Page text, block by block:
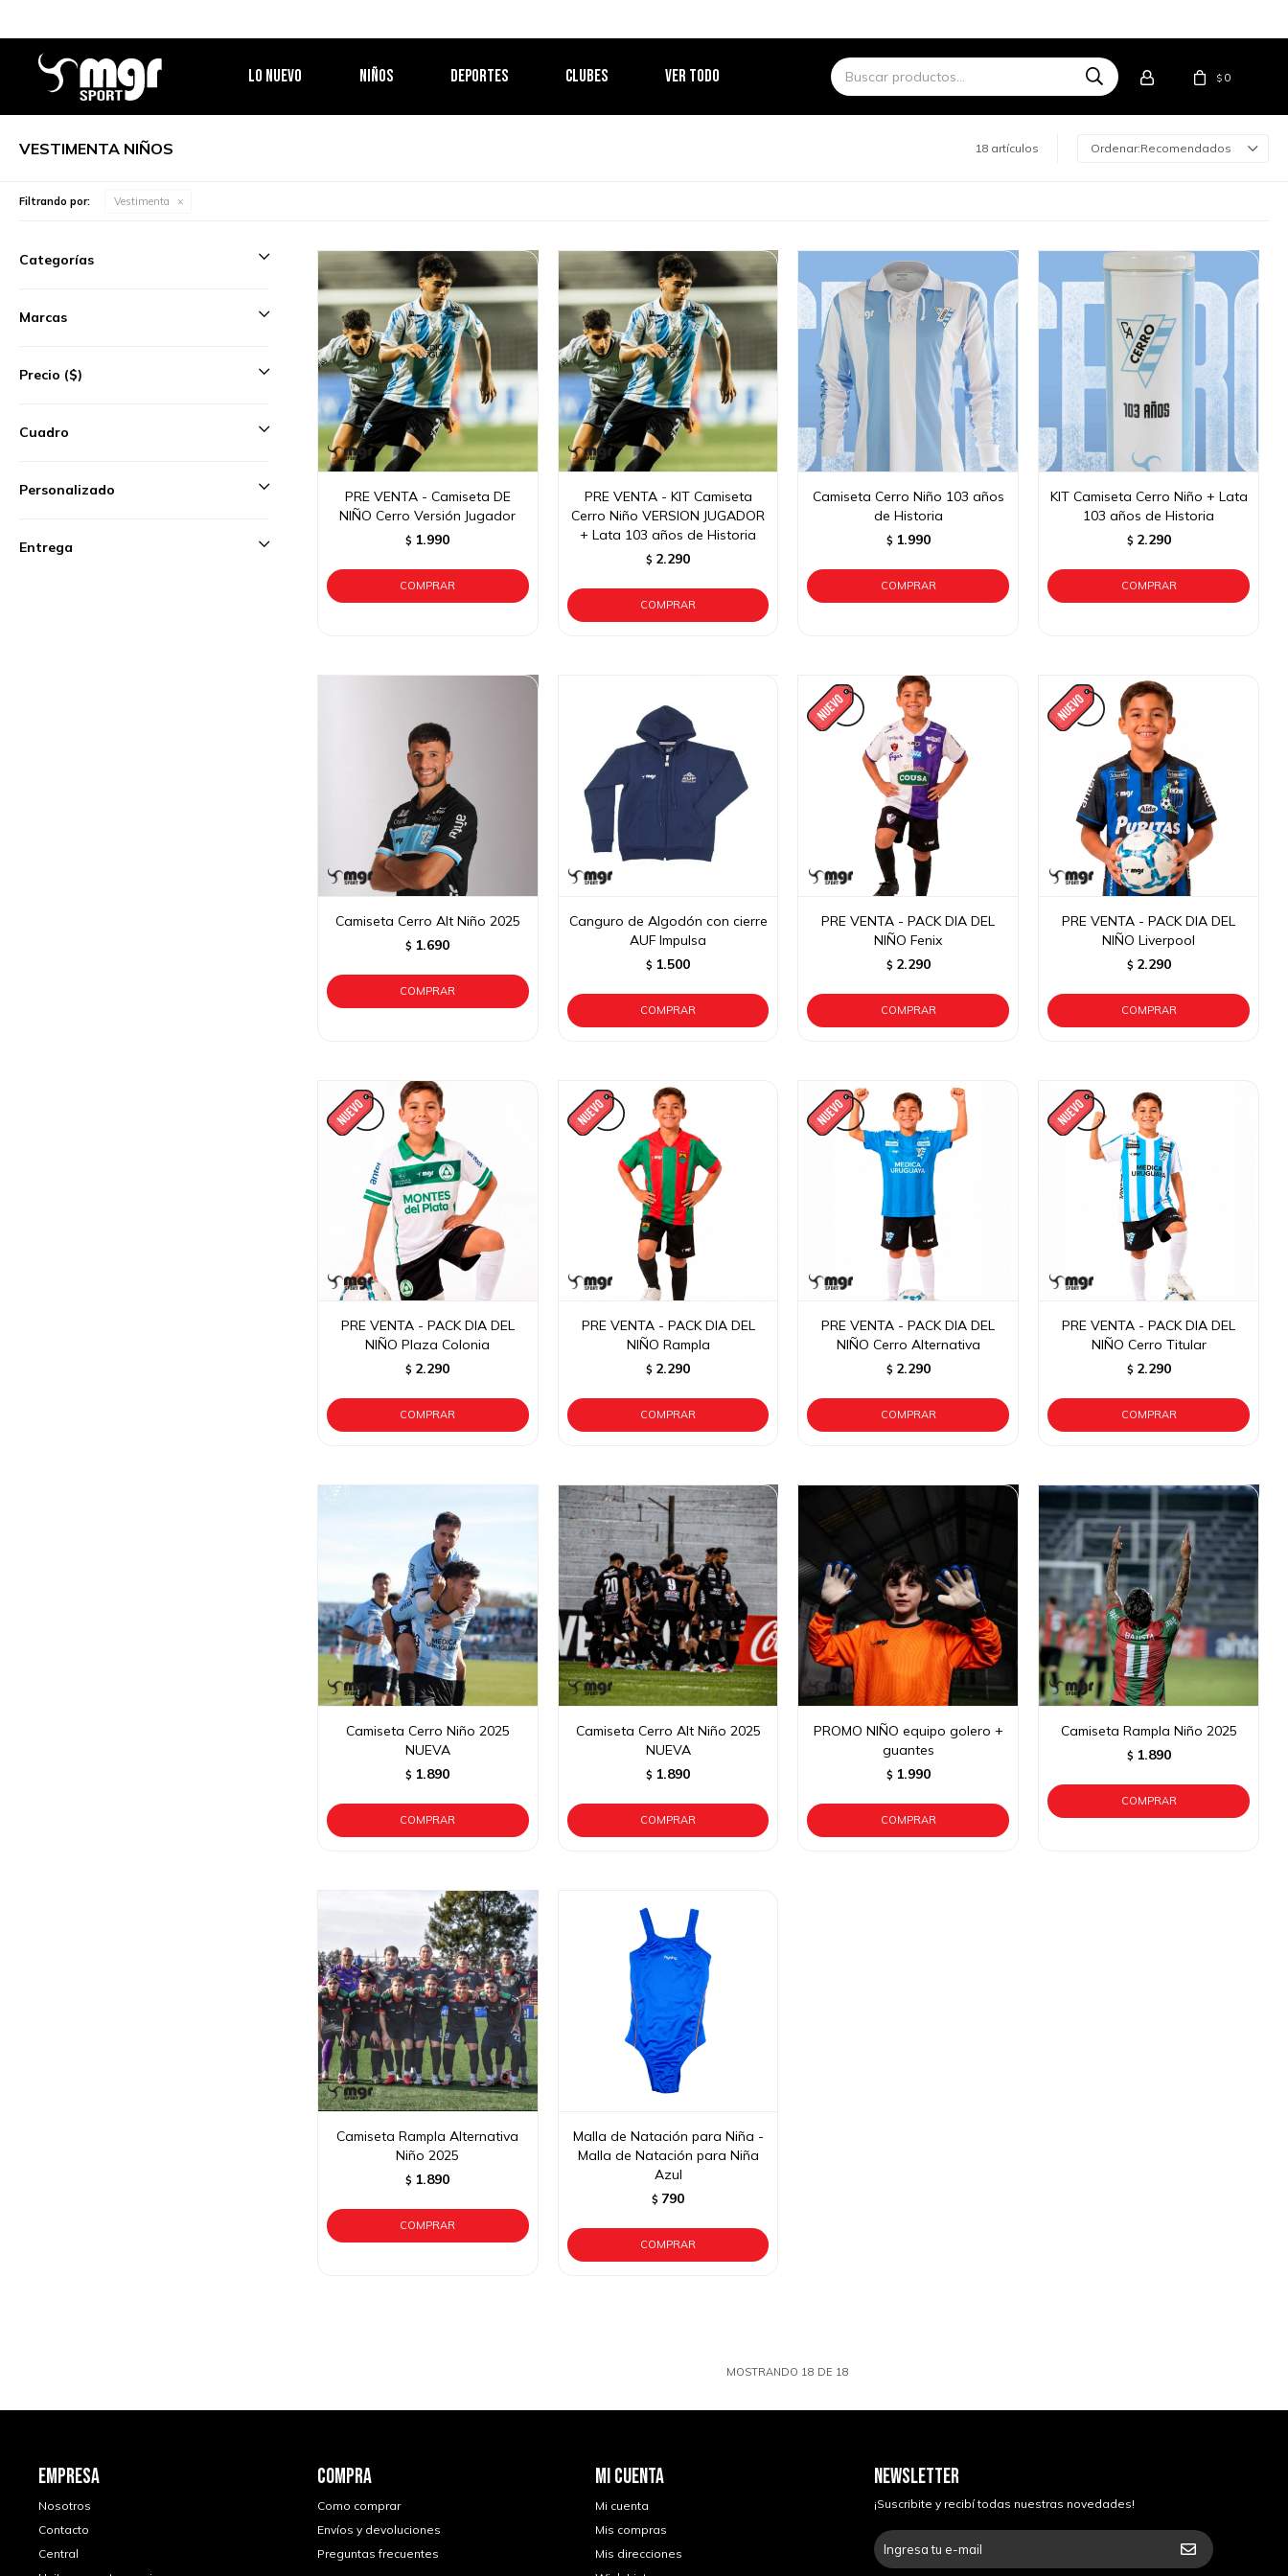
LO NUEVO NIÑOS DEPORTES CLUBES VER TODO $ 0
VESTIMENTA NIÑOS 18 artículos Recomendados
Filtrando por: Vestimenta
PRE VENTA - Camiseta DE
NIÑO Cerro Versión Jugador
$ 1.990
PRE VENTA - KIT Camiseta
Cerro Niño VERSION JUGADOR
+ Lata 103 años de Historia
$ 2.290
Camiseta Cerro Niño 103 años
de Historia
$ 1.990
KIT Camiseta Cerro Niño + Lata
103 años de Historia
$ 2.290
Camiseta Cerro Alt Niño 2025
$ 1.690
Canguro de Algodón con cierre
AUF Impulsa
$ 1.500
PRE VENTA - PACK DIA DEL
NIÑO Fenix
$ 2.290
PRE VENTA - PACK DIA DEL
NIÑO Liverpool
$ 2.290
PRE VENTA - PACK DIA DEL
NIÑO Plaza Colonia
$ 2.290
PRE VENTA - PACK DIA DEL
NIÑO Rampla
$ 2.290
PRE VENTA - PACK DIA DEL
NIÑO Cerro Alternativa
$ 2.290
PRE VENTA - PACK DIA DEL
NIÑO Cerro Titular
$ 2.290
Camiseta Cerro Niño 2025
NUEVA
$ 1.890
Camiseta Cerro Alt Niño 2025
NUEVA
$ 1.890
PROMO NIÑO equipo golero +
guantes
$ 1.990
Camiseta Rampla Niño 2025
$ 1.890
Camiseta Rampla Alternativa
Niño 2025
$ 1.890
Malla de Natación para Niña -
Malla de Natación para Niña
Azul
$ 790
MOSTRANDO 18 DE 18
Categorías
Marcas
Precio ($)
Cuadro
Personalizado
Entrega
EMPRESA
Nosotros
Contacto
Central
COMPRA
Como comprar
Envíos y devoluciones
Preguntas frecuentes
MI CUENTA
Mi cuenta
Mis compras
Mis direcciones
NEWSLETTER
¡Suscribite y recibí todas nuestras novedades!